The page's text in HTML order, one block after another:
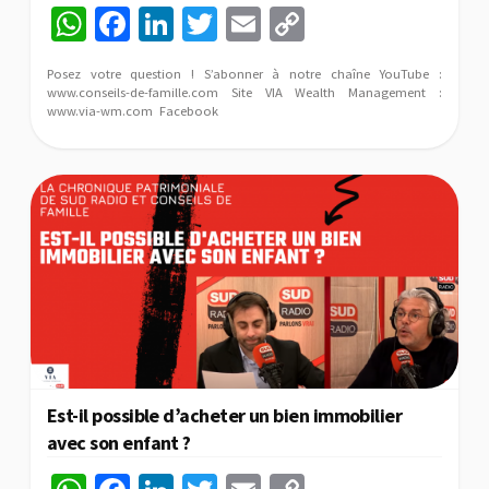
W
at
sA
p
p
Fa
ce
b
o
o
k
Li
n
ke
dI
n
T
wi
tt
er
E
m
ai
o
p
Li
k
Posez votre question ! S’abonner à notre chaîne YouTube :
www.conseils-de-famille.com Site VIA Wealth Management :
www.via-wm.com Facebook
Est-il possible d’acheter un bien immobilier
avec son enfant ?